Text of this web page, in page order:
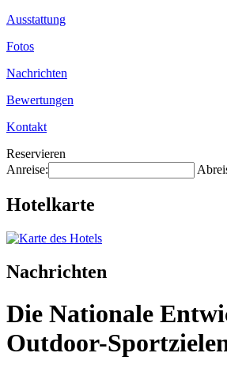
Ausstattung
Fotos
Nachrichten
Bewertungen
Kontakt
Reservieren
Anreise:
Hotelkarte
Nachrichten
Die Nationale
Outdoor-